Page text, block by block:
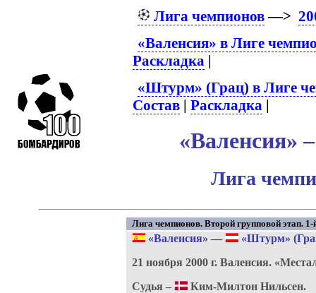
Лига чемпионов—>
«Валенсия» в Лиге
Раскладка |
«Штурм» (Грац) в Лиге
Состав |Раскладка |
«Валенсия»
Лига
Лига чемпионов. Второй групповой этап. 1-
«Валенсия» —
«Штурм»
21 ноября 2000 г. Валенсия.
Судья –
Ким-Милтон Нильсен.